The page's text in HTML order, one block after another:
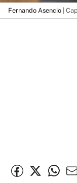
Fernando Asencio |